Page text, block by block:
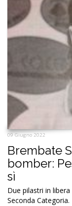
09 Giugno 2022
Brembate
bomber:
sì
Due pilastri in
Seconda